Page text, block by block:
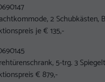
2 Schubkästen,
je € 135,-
5-trg. 3
€ 879,-